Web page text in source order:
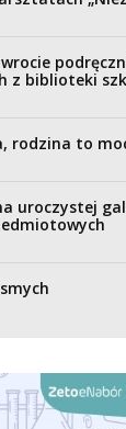
z biblioteki
rodzina to
uroczystej